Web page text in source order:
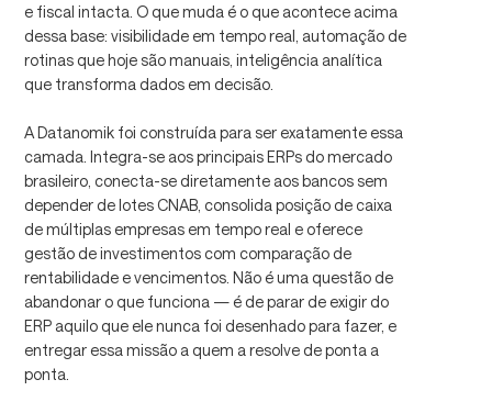
e fiscal intacta. O que muda é o que acontece acima
dessa base: visibilidade em tempo real, automação de
rotinas que hoje são manuais, inteligência analítica
que transforma dados em decisão.
A Datanomik foi construída para ser exatamente essa
camada. Integra-se aos principais ERPs do mercado
brasileiro, conecta-se diretamente aos bancos sem
depender de lotes CNAB, consolida posição de caixa
de múltiplas empresas em tempo real e oferece
gestão de investimentos com comparação de
rentabilidade e vencimentos. Não é uma questão de
abandonar o que funciona — é de parar de exigir do
ERP aquilo que ele nunca foi desenhado para fazer, e
entregar essa missão a quem a resolve de ponta a
ponta.